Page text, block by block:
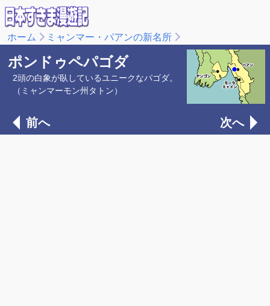
ホーム ミャンマー・パアンの新名所
ポンドゥペパゴダ
2頭の白象が臥しているユニークなパゴダ。
（ミャンマーモン州タトン）
前へ 次へ